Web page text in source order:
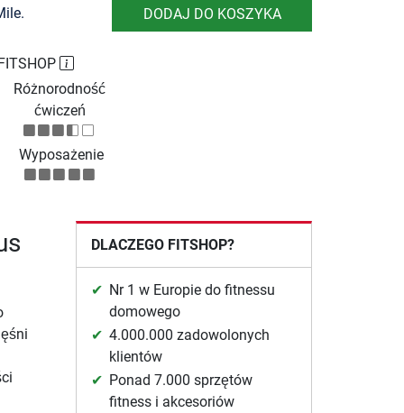
DODAJ DO KOSZYKA
Różnorodność
ćwiczeń
Wyposażenie
DLACZEGO FITSHOP?
Nr 1 w Europie do fitnessu
domowego
4.000.000 zadowolonych
klientów
Ponad 7.000 sprzętów
fitness i akcesoriów